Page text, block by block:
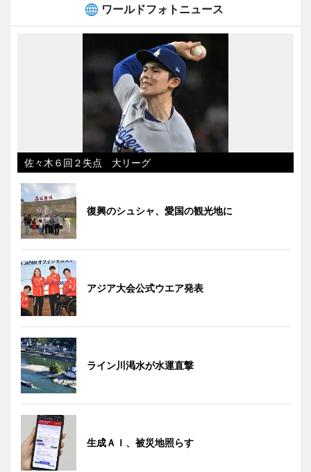
ワールドフォトニュース
佐々木６回２失点 大リーグ
復興のシュシャ、愛国の観光地に
アジア大会公式ウエア発表
ライン川渇水が水運直撃
生成ＡＩ、被災地照らす